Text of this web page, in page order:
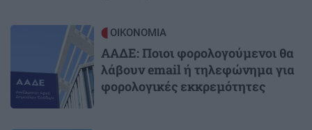
ΟΙΚΟΝΟΜΙΑ
ΑΑΔΕ: Ποιοι φορολογούμενοι θα
λάβουν email ή τηλεφώνημα για
φορολογικές εκκρεμότητες